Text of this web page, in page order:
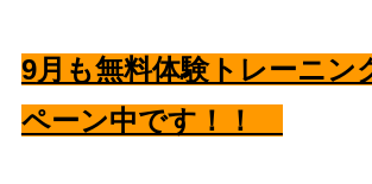
9月も無料体験トレーニン
ペーン中です！！